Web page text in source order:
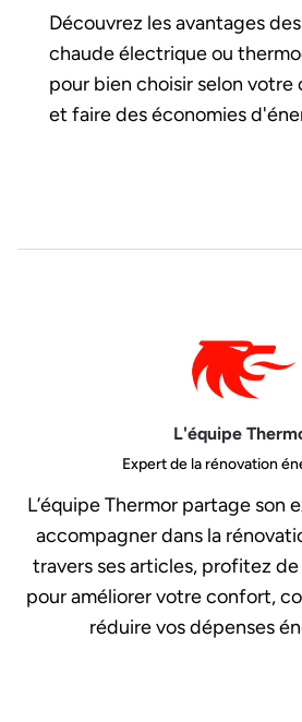
Découvrez les avantages
chaude électrique ou
pour bien choisir selon votre
et faire des économies
L'équipe
Expert de la rénovation
L’équipe Thermor partage son
accompagner dans la
travers ses articles, profitez
pour améliorer votre confort,
réduire vos dépenses